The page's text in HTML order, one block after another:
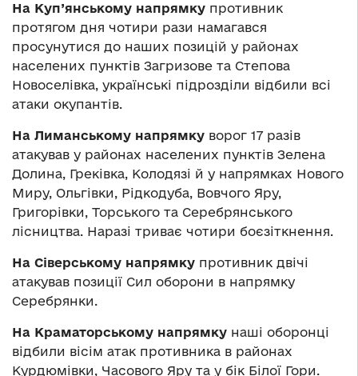
На Куп’янському напрямку противник
протягом дня чотири рази намагався
просунутися до наших позицій у районах
населених пунктів Загризове та Степова
Новоселівка, українські підрозділи відбили всі
атаки окупантів.
На Лиманському напрямку ворог 17 разів
атакував у районах населених пунктів Зелена
Долина, Греківка, Колодязі й у напрямках Нового
Миру, Ольгівки, Рідкодуба, Вовчого Яру,
Григорівки, Торського та Серебрянського
лісництва. Наразі триває чотири боєзіткнення.
На Сіверському напрямку противник двічі
атакував позиції Сил оборони в напрямку
Серебрянки.
На Краматорському напрямку наші оборонці
відбили вісім атак противника в районах
Курдюмівки, Часового Яру та у бік Білої Гори.